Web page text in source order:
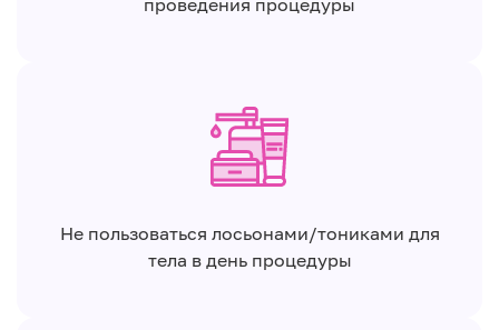
Не пользоваться лосьонами/тониками для
тела в день процедуры